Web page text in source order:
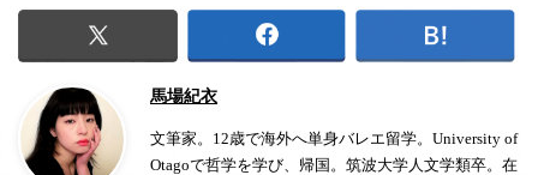
馬場紀衣
文筆家。12歳で海外へ単身バレエ留学。University of
Otagoで哲学を学び、帰国。筑波大学人文学類卒。在